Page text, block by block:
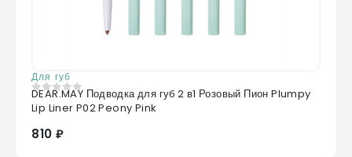
Для губ
0 из 5
DEAR.MAY Подводка для губ 2 в1 Розовый Пион Plumpy
Lip Liner P02 Peony Pink
810 ₽